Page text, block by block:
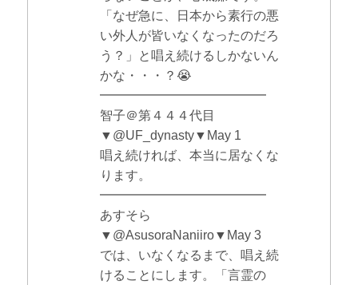
「なぜ急に、日本から素行の悪
い外人が皆いなくなったのだろ
う？」と唱え続けるしかないん
かな・・・？😭
━━━━━━━━━━━━━
智子＠第４４４代目
▼@UF_dynasty▼May 1
唱え続ければ、本当に居なくな
ります。
━━━━━━━━━━━━━
あすそら
▼@AsusoraNaniiro▼May 3
では、いなくなるまで、唱え続
けることにします。「言霊の